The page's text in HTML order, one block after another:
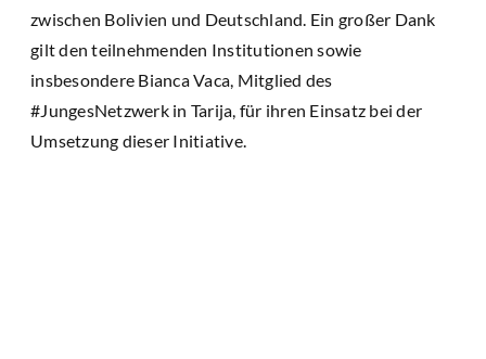
zwischen Bolivien und Deutschland. Ein großer Dank
gilt den teilnehmenden Institutionen sowie
insbesondere Bianca Vaca, Mitglied des
#JungesNetzwerk in Tarija, für ihren Einsatz bei der
Umsetzung dieser Initiative.